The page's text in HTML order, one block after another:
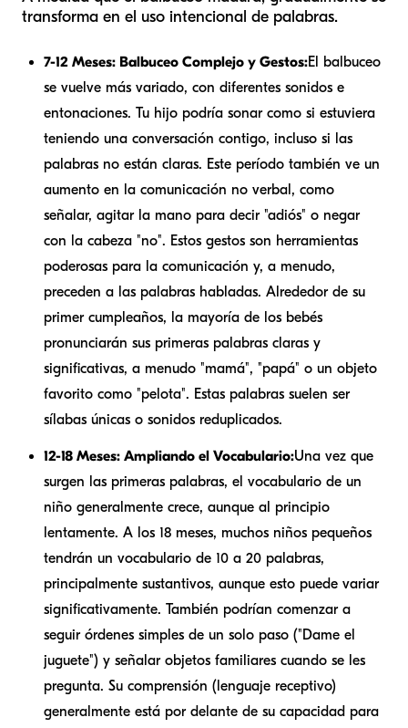
transforma en el uso intencional de palabras.
7-12 Meses: Balbuceo Complejo y Gestos:El balbuceo
se vuelve más variado, con diferentes sonidos e
entonaciones. Tu hijo podría sonar como si estuviera
teniendo una conversación contigo, incluso si las
palabras no están claras. Este período también ve un
aumento en la comunicación no verbal, como
señalar, agitar la mano para decir "adiós" o negar
con la cabeza "no". Estos gestos son herramientas
poderosas para la comunicación y, a menudo,
preceden a las palabras habladas. Alrededor de su
primer cumpleaños, la mayoría de los bebés
pronunciarán sus primeras palabras claras y
significativas, a menudo "mamá", "papá" o un objeto
favorito como "pelota". Estas palabras suelen ser
sílabas únicas o sonidos reduplicados.
12-18 Meses: Ampliando el Vocabulario:Una vez que
surgen las primeras palabras, el vocabulario de un
niño generalmente crece, aunque al principio
lentamente. A los 18 meses, muchos niños pequeños
tendrán un vocabulario de 10 a 20 palabras,
principalmente sustantivos, aunque esto puede variar
significativamente. También podrían comenzar a
seguir órdenes simples de un solo paso ("Dame el
juguete") y señalar objetos familiares cuando se les
pregunta. Su comprensión (lenguaje receptivo)
generalmente está por delante de su capacidad para